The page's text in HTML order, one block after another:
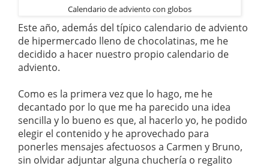
Calendario de adviento con globos
Este año, además del típico calendario de adviento
de hipermercado lleno de chocolatinas, me he
decidido a hacer nuestro propio calendario de
adviento.
Como es la primera vez que lo hago, me he
decantado por lo que me ha parecido una idea
sencilla y lo bueno es que, al hacerlo yo, he podido
elegir el contenido y he aprovechado para
ponerles mensajes afectuosos a Carmen y Bruno,
sin olvidar adjuntar alguna chuchería o regalito